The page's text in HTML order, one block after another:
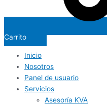
Carrito
Inicio
Nosotros
Panel de usuario
Servicios
Asesoría KVA